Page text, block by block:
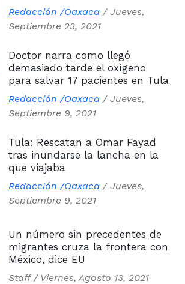
Redacción /Oaxaca / Jueves,
Septiembre 23, 2021
Doctor narra como llegó
demasiado tarde el oxígeno
para salvar 17 pacientes en Tula
Redacción /Oaxaca / Jueves,
Septiembre 9, 2021
Tula: Rescatan a Omar Fayad
tras inundarse la lancha en la
que viajaba
Redacción /Oaxaca / Jueves,
Septiembre 9, 2021
Un número sin precedentes de
migrantes cruza la frontera con
México, dice EU
Staff / Viernes, Agosto 13, 2021